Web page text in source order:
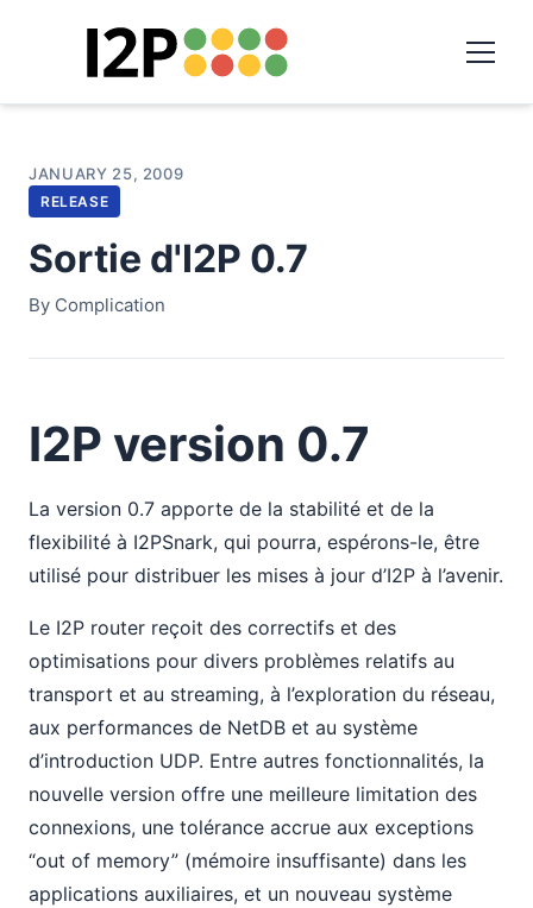
JANUARY 25, 2009
RELEASE
Sortie d'I2P 0.7
By Complication
I2P version 0.7
La version 0.7 apporte de la stabilité et de la
flexibilité à I2PSnark, qui pourra, espérons-le, être
utilisé pour distribuer les mises à jour d’I2P à l’avenir.
Le I2P router reçoit des correctifs et des
optimisations pour divers problèmes relatifs au
transport et au streaming, à l’exploration du réseau,
aux performances de NetDB et au système
d’introduction UDP. Entre autres fonctionnalités, la
nouvelle version offre une meilleure limitation des
connexions, une tolérance accrue aux exceptions
“out of memory” (mémoire insuffisante) dans les
applications auxiliaires, et un nouveau système